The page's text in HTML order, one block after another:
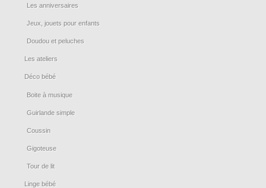
Les anniversaires
Jeux, jouets pour enfants
Doudou et peluches
Les ateliers
Déco bébé
Boite à musique
Guirlande simple
Coussin
Gigoteuse
Tour de lit
Linge bébé